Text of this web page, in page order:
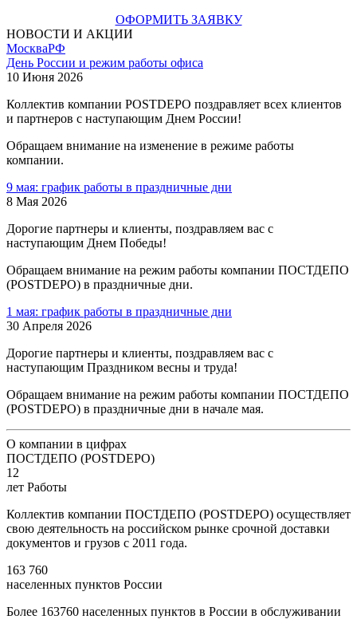
ОФОРМИТЬ ЗАЯВКУ
НОВОСТИ И АКЦИИ
МоскваРФ
День России и режим работы офиса
10 Июня 2026
Коллектив компании POSTDEPO поздравляет всех клиентов
и партнеров с наступающим Днем России!
Обращаем внимание на изменение в режиме работы
компании.
9 мая: график работы в праздничные дни
8 Мая 2026
Дорогие партнеры и клиенты, поздравляем вас с
наступающим Днем Победы!
Обращаем внимание на режим работы компании ПОСТДЕПО
(POSTDEPO) в праздничные дни.
1 мая: график работы в праздничные дни
30 Апреля 2026
Дорогие партнеры и клиенты, поздравляем вас с
наступающим Праздником весны и труда!
Обращаем внимание на режим работы компании ПОСТДЕПО
(POSTDEPO) в праздничные дни в начале мая.
О компании в цифрах
ПОСТДЕПО (POSTDEPO)
12
лет Работы
Коллектив компании ПОСТДЕПО (POSTDEPO) осуществляет
свою деятельность на российском рынке срочной доставки
документов и грузов с 2011 года.
163 760
населенных пунктов России
Более 163760 населенных пунктов в России в обслуживании